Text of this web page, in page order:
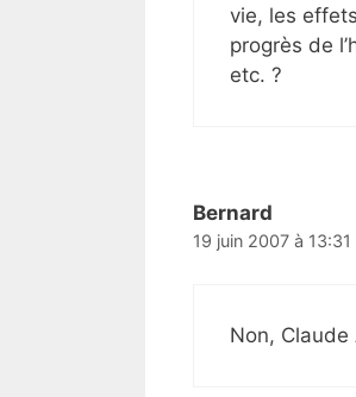
vie, les
progrès de
etc. ?
Bernard
19 juin 2007 à 13:31
Non, Claude